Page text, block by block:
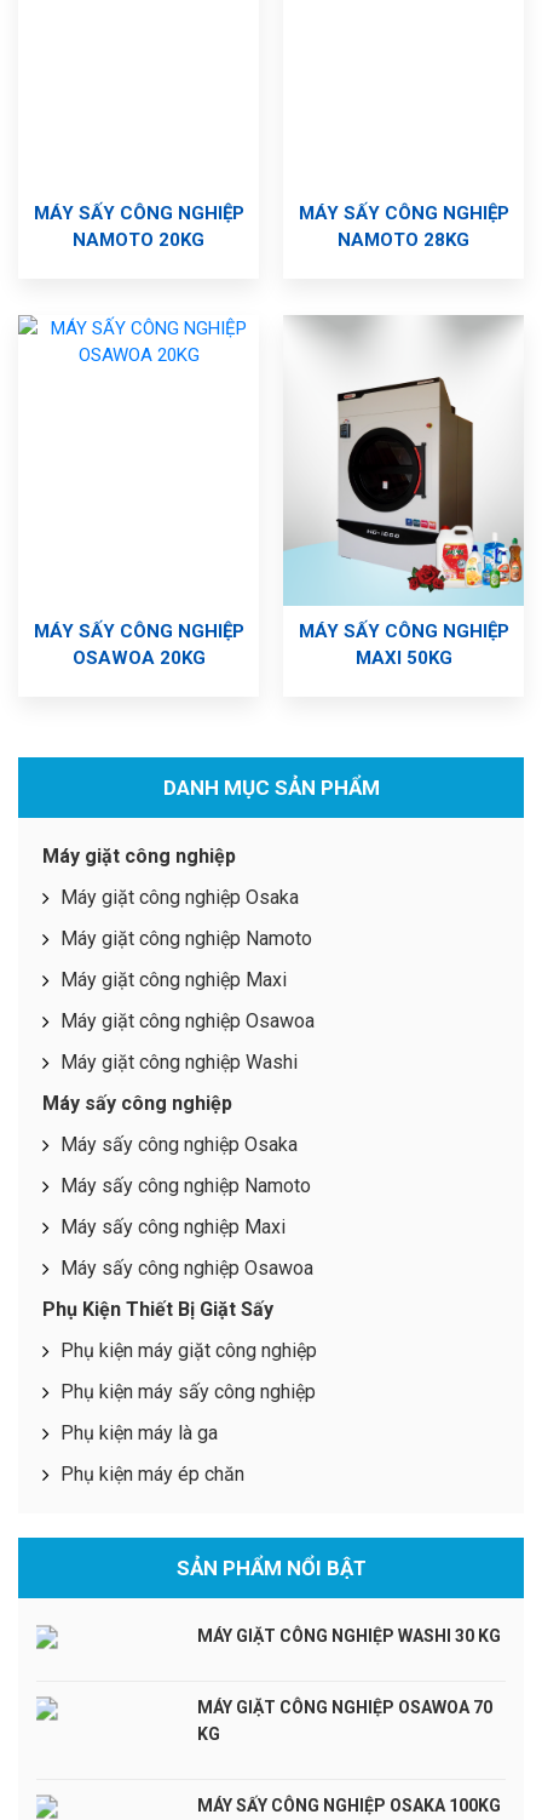
DANH MỤC SẢN PHẨM
Máy giặt công nghiệp
Máy giặt công nghiệp Osaka
Máy giặt công nghiệp Namoto
Máy giặt công nghiệp Maxi
Máy giặt công nghiệp Osawoa
Máy giặt công nghiệp Washi
Máy sấy công nghiệp
Máy sấy công nghiệp Osaka
Máy sấy công nghiệp Namoto
Máy sấy công nghiệp Maxi
Máy sấy công nghiệp Osawoa
Phụ Kiện Thiết Bị Giặt Sấy
Phụ kiện máy giặt công nghiệp
Phụ kiện máy sấy công nghiệp
Phụ kiện máy là ga
Phụ kiện máy ép chăn
SẢN PHẨM NỔI BẬT
MÁY GIẶT CÔNG NGHIỆP WASHI 30 KG
MÁY GIẶT CÔNG NGHIỆP OSAWOA 70
KG
MÁY SẤY CÔNG NGHIỆP OSAKA 100KG
MÁY SẤY CÔNG NGHIỆP
NAMOTO 20KG
MÁY SẤY CÔNG NGHIỆP
NAMOTO 28KG
MÁY SẤY CÔNG NGHIỆP
OSAWOA 20KG
MÁY SẤY CÔNG NGHIỆP
MAXI 50KG